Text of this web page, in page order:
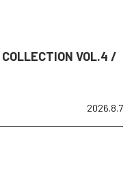
VOL.4 /
2026.8.7